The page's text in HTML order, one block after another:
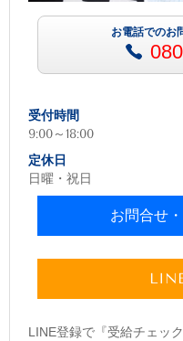
お電話でのお
受付時間
9:00～18:00
定休日
日曜・祝日
お問合せ
LINE登録で『受給チェッ